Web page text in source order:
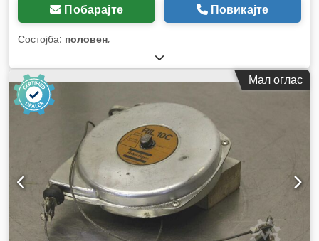
Побарајте Повикајте
Состојба: половен,
Мал оглас